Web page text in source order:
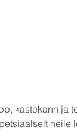
kastekann ja
neile